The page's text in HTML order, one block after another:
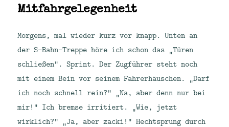
Mitfahrgelegenheit
Morgens, mal wieder kurz vor knapp. Unten an
der S-Bahn-Treppe höre ich schon das „Türen
schließen“. Sprint. Der Zugführer steht noch
mit einem Bein vor seinem Fahrerhäuschen. „Darf
ich noch schnell rein?“ „Na, aber denn nur bei
mir!“ Ich bremse irritiert. „Wie, jetzt
wirklich?“ „Ja, aber zacki!“ Hechtsprung durch